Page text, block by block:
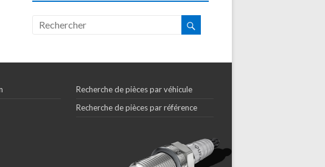
Recherche de pièces par véhicule
Recherche de pièces par référence